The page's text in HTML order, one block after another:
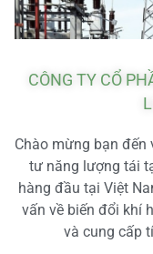
CÔNG TY CỔ
Chào mừng bạn đến
tư năng lượng tái
hàng đầu tại Việt
vấn về biến đổi khí
và cung cấp